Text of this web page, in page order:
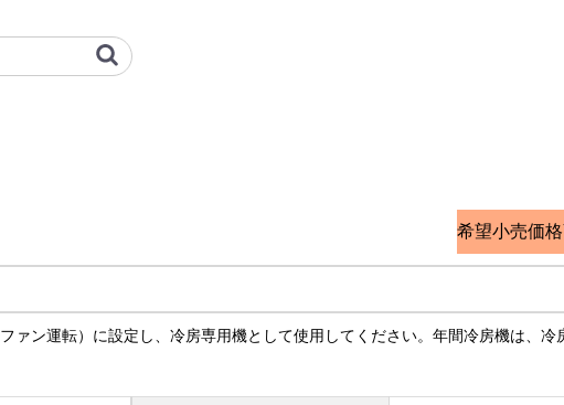
オプション検索サイト
希望小売価格
ン運転）に設定し、冷房専用機として使用してください。年間冷房機は、冷